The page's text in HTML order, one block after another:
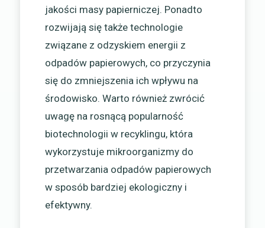
jakości masy papierniczej. Ponadto
rozwijają się także technologie
związane z odzyskiem energii z
odpadów papierowych, co przyczynia
się do zmniejszenia ich wpływu na
środowisko. Warto również zwrócić
uwagę na rosnącą popularność
biotechnologii w recyklingu, która
wykorzystuje mikroorganizmy do
przetwarzania odpadów papierowych
w sposób bardziej ekologiczny i
efektywny.